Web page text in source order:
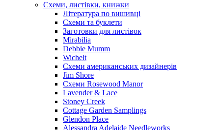
Схеми, листівки, книжки
Література по вишивці
Схеми та буклети
Заготовки для листівок
Mirabilia
Debbie Mumm
Wichelt
Схеми американських дизайнерів
Jim Shore
Cхеми Rosewood Manor
Lavender & Lace
Stoney Creek
Cottage Garden Samplings
Glendon Place
Alessandra Adelaide Needleworks